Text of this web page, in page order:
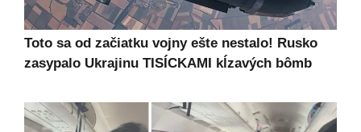
Toto sa od začiatku vojny ešte nestalo! Rusko
zasypalo Ukrajinu TISÍCKAMI kĺzavých bômb